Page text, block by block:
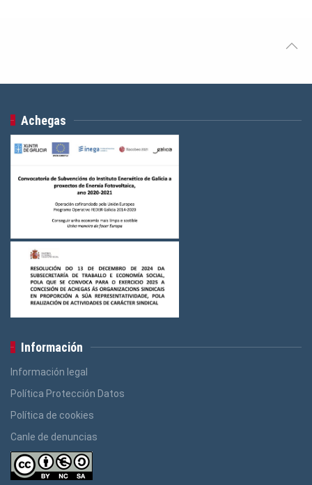
Achegas
Información
Información legal
Política Protección Datos
Política de cookies
Canle de denuncias